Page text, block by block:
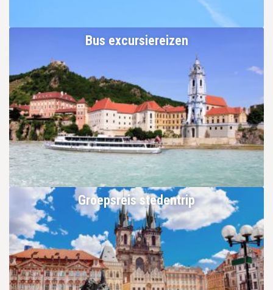
Bus excursiereizen
Groepsreis stedentrip